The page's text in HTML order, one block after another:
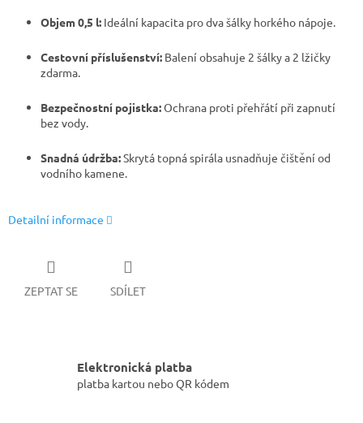
Objem 0,5 l: Ideální kapacita pro dva šálky horkého nápoje.
Cestovní příslušenství: Balení obsahuje 2 šálky a 2 lžičky
zdarma.
Bezpečnostní pojistka:Ochrana proti přehřátí při zapnutí
bez vody.
Snadná údržba:Skrytá topná spirála usnadňuje čištění od
vodního kamene.
Detailní informace
ZEPTAT SE SDÍLET
Elektronická platba
platba kartou nebo QR kódem